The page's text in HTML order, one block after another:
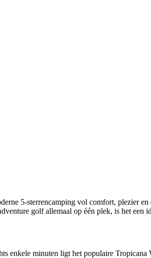
5-sterrencamping vol comfort, plezier
golf allemaal op één plek, is het een
enkele minuten ligt het populaire